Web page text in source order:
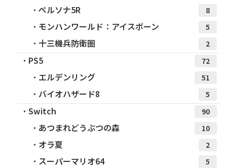
ペルソナ5R 8
モンハンワールド：アイスボーン 5
十三機兵防衛圏 2
PS5 72
エルデンリング 51
バイオハザード8 5
Switch 90
あつまれどうぶつの森 10
オラ夏 2
スーパーマリオ64 5